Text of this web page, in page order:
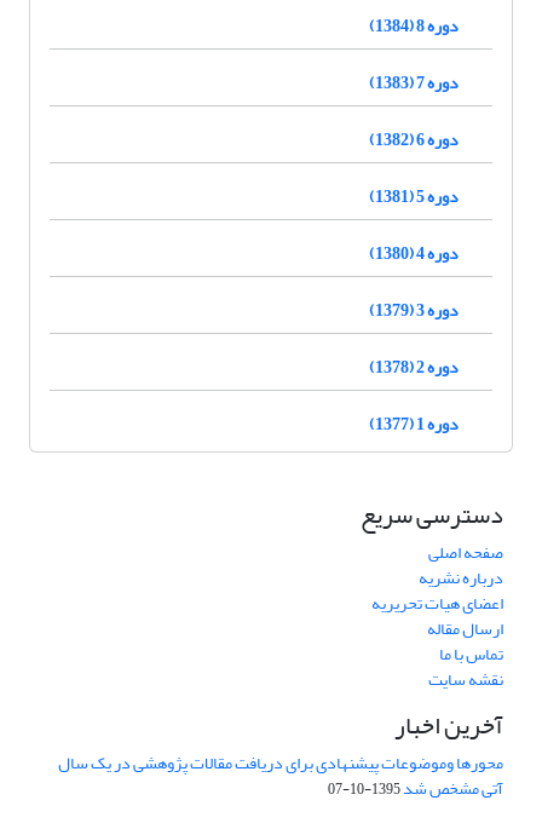
دوره 8 (1384)
دوره 7 (1383)
دوره 6 (1382)
دوره 5 (1381)
دوره 4 (1380)
دوره 3 (1379)
دوره 2 (1378)
دوره 1 (1377)
دسترسی سریع
صفحه اصلی
درباره نشریه
اعضای هیات تحریریه
ارسال مقاله
تماس با ما
نقشه سایت
آخرین اخبار
محورها وموضوعات پیشنهادی برای دریافت مقالات پژوهشی در یک سال
آتی مشخص شد1395-10-07